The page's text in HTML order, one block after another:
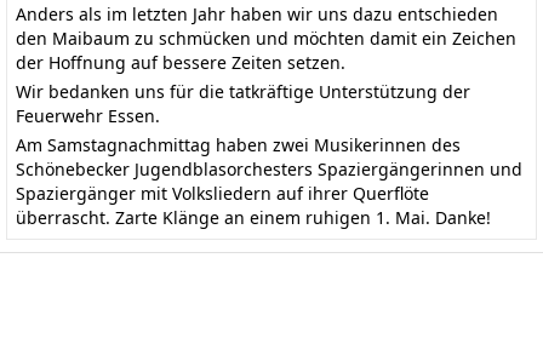
Anders als im letzten Jahr haben wir uns dazu entschieden
den Maibaum zu schmücken und möchten damit ein Zeichen
der Hoffnung auf bessere Zeiten setzen.
Wir bedanken uns für die tatkräftige Unterstützung der
Feuerwehr Essen.
Am Samstagnachmittag haben zwei Musikerinnen des
Schönebecker Jugendblasorchesters Spaziergängerinnen und
Spaziergänger mit Volksliedern auf ihrer Querflöte
überrascht. Zarte Klänge an einem ruhigen 1. Mai. Danke!